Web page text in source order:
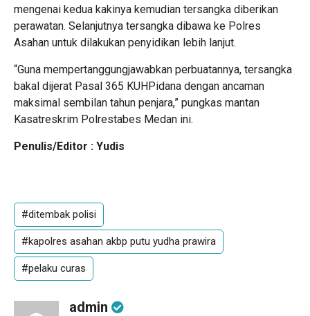
mengenai kedua kakinya kemudian tersangka diberikan
perawatan. Selanjutnya tersangka dibawa ke Polres
Asahan untuk dilakukan penyidikan lebih lanjut.
“Guna mempertanggungjawabkan perbuatannya, tersangka
bakal dijerat Pasal 365 KUHPidana dengan ancaman
maksimal sembilan tahun penjara,” pungkas mantan
Kasatreskrim Polrestabes Medan ini.
Penulis/Editor : Yudis
#ditembak polisi
#kapolres asahan akbp putu yudha prawira
#pelaku curas
admin